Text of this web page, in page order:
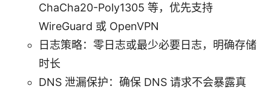
ChaCha20-Poly1305 等，优先支持
WireGuard 或 OpenVPN
日志策略：零日志或最少必要日志，明确存储
时长
DNS 泄漏保护：确保 DNS 请求不会暴露真